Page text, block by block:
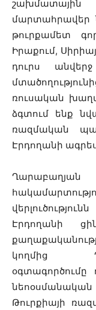
մարտահրավեր
թուրքամետ
Իրաքում,
դուրս
ռուսական
ձգտում ենք
ռազմական
Էրդողանի
Էրդողանի
կողմից
Թուրքիայի